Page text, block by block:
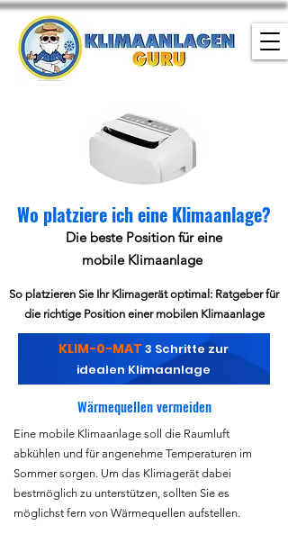
Wo platziere ich eine Klimaanlage?
Die beste Position für eine
mobile Klimaanlage
So platzieren Sie Ihr Klimagerät optimal: Ratgeber für
die richtige Position einer mobilen Klimaanlage
KLIM-0-MAT 3 Schritte zur
idealen Klimaanlage
Wärmequellen vermeiden
Eine mobile Klimaanlage soll die Raumluft
abkühlen und für angenehme Temperaturen im
Sommer sorgen. Um das Klimagerät dabei
bestmöglich zu unterstützen, sollten Sie es
möglichst fern von Wärmequellen aufstellen.